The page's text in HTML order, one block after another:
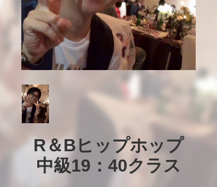
R＆Bヒップホップ
中級19：40クラス